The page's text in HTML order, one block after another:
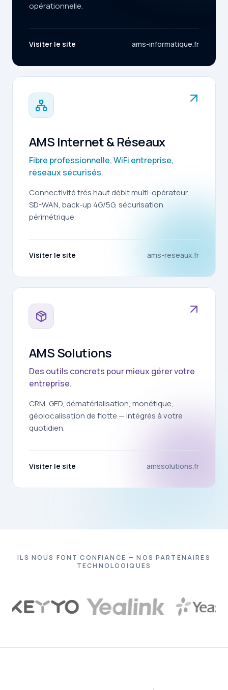
opérationnelle.
Visiter le site ams-informatique.fr
AMS Internet & Réseaux
Fibre professionnelle, WiFi entreprise,
réseaux sécurisés.
Connectivité très haut débit multi-opérateur,
SD-WAN, back-up 4G/5G, sécurisation
périmétrique.
Visiter le site ams-reseaux.fr
AMS Solutions
Des outils concrets pour mieux gérer votre
entreprise.
CRM, GED, dématérialisation, monétique,
géolocalisation de flotte — intégrés à votre
quotidien.
Visiter le site amssolutions.fr
ILS NOUS FONT CONFIANCE — NOS PARTENAIRES
TECHNOLOGIQUES